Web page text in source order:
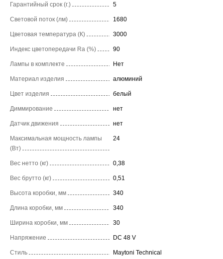
Гарантийный срок (г.) 5
Световой поток (лм) 1680
Цветовая температура (К) 3000
Индекс цветопередачи Ra (%) 90
Лампы в комплекте Нет
Материал изделия алюминий
Цвет изделия белый
Диммирование нет
Датчик движения нет
Максимальная мощность лампы
(Вт)
24
Вес нетто (кг) 0,38
Вес брутто (кг) 0,51
Высота коробки, мм 340
Длина коробки, мм 340
Ширина коробки, мм 30
Напряжение DC 48 V
Стиль Maytoni Technical